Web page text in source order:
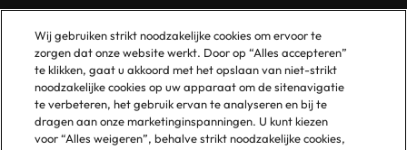
Our Policies
Privacybeleid
Cookies Policy
Policy Library
Vestigingen
Amsterdam
Eindhoven
Rotterdam
Wij gebruiken strikt noodzakelijke cookies om ervoor te
zorgen dat onze website werkt. Door op “Alles accepteren”
te klikken, gaat u akkoord met het opslaan van niet-strikt
noodzakelijke cookies op uw apparaat om de sitenavigatie
te verbeteren, het gebruik ervan te analyseren en bij te
dragen aan onze marketinginspanningen. U kunt kiezen
voor “Alles weigeren”, behalve strikt noodzakelijke cookies,